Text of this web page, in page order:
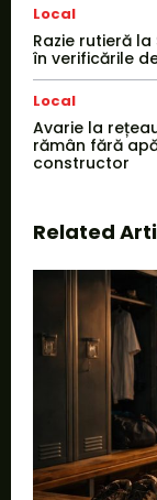
Local
Razie rutieră
în verificările
Local
Avarie la
rămân fără
constructor
Related